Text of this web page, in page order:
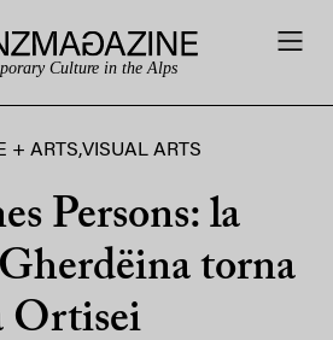
Culture in the Alps
+ ARTS,VISUAL ARTS
Persons: la
torna
Ortisei